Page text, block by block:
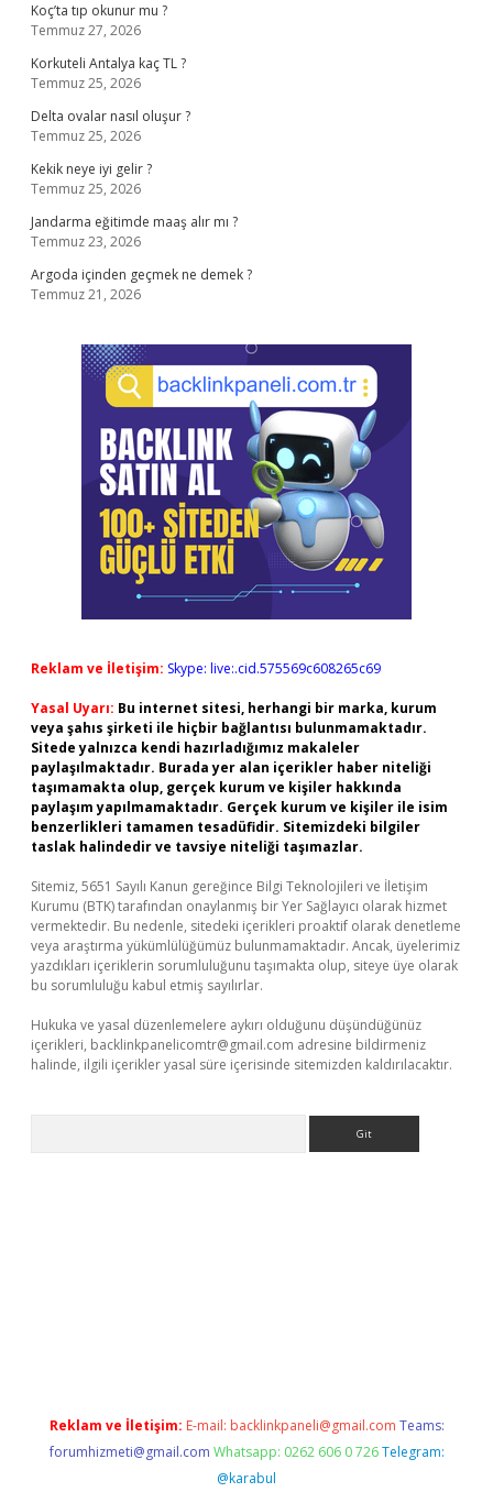
Koç’ta tıp okunur mu ?
Temmuz 27, 2026
Korkuteli Antalya kaç TL ?
Temmuz 25, 2026
Delta ovalar nasıl oluşur ?
Temmuz 25, 2026
Kekik neye iyi gelir ?
Temmuz 25, 2026
Jandarma eğitimde maaş alır mı ?
Temmuz 23, 2026
Argoda içinden geçmek ne demek ?
Temmuz 21, 2026
Reklam ve İletişim: Skype: live:.cid.575569c608265c69
Yasal Uyarı: Bu internet sitesi, herhangi bir marka, kurum
veya şahıs şirketi ile hiçbir bağlantısı bulunmamaktadır.
Sitede yalnızca kendi hazırladığımız makaleler
paylaşılmaktadır. Burada yer alan içerikler haber niteliği
taşımamakta olup, gerçek kurum ve kişiler hakkında
paylaşım yapılmamaktadır. Gerçek kurum ve kişiler ile isim
benzerlikleri tamamen tesadüfidir. Sitemizdeki bilgiler
taslak halindedir ve tavsiye niteliği taşımazlar.
Sitemiz, 5651 Sayılı Kanun gereğince Bilgi Teknolojileri ve İletişim
Kurumu (BTK) tarafından onaylanmış bir Yer Sağlayıcı olarak hizmet
vermektedir. Bu nedenle, sitedeki içerikleri proaktif olarak denetleme
veya araştırma yükümlülüğümüz bulunmamaktadır. Ancak, üyelerimiz
yazdıkları içeriklerin sorumluluğunu taşımakta olup, siteye üye olarak
bu sorumluluğu kabul etmiş sayılırlar.
Hukuka ve yasal düzenlemelere aykırı olduğunu düşündüğünüz
içerikleri, backlinkpanelicomtr@gmail.com adresine bildirmeniz
halinde, ilgili içerikler yasal süre içerisinde sitemizden kaldırılacaktır.
Reklam ve İletişim: E-mail: backlinkpaneli@gmail.com Teams:
forumhizmeti@gmail.com Whatsapp: 0262 606 0 726 Telegram:
@karabul